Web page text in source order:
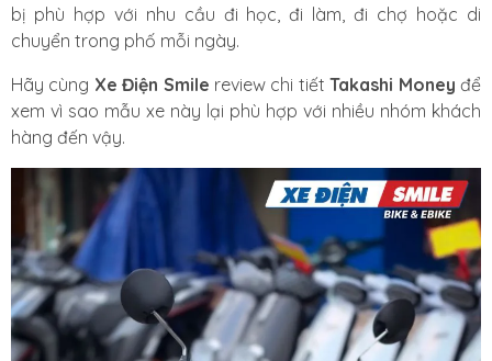
bị phù hợp với nhu cầu đi học, đi làm, đi chợ hoặc di
chuyển trong phố mỗi ngày.
Hãy cùng Xe Điện Smile review chi tiếtTakashi Money để
xem vì sao mẫu xe này lại phù hợp với nhiều nhóm khách
hàng đến vậy.